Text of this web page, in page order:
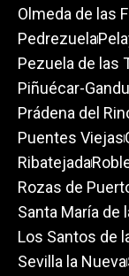
Olmeda de las
Pedrezuela
Pezuela de las
Piñuécar-
Prádena del
Puentes Viejas
Ribatejada
Rozas de
Santa María de
Los Santos de
Sevilla la Nueva